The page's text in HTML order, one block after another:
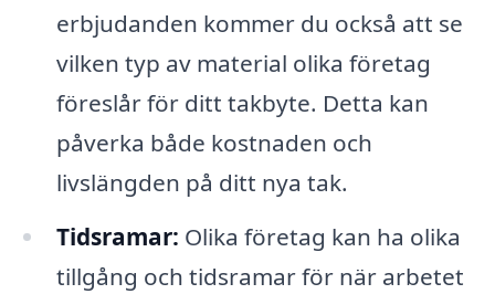
erbjudanden kommer du också att se
vilken typ av material olika företag
föreslår för ditt takbyte. Detta kan
påverka både kostnaden och
livslängden på ditt nya tak.
Tidsramar: Olika företag kan ha olika
tillgång och tidsramar för när arbetet